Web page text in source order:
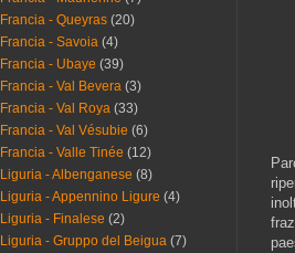
Francia - Queyras (20)
Francia - Savoia (4)
Francia - Ubaye (39)
Francia - Val Bevera (3)
Francia - Val Roya (33)
Francia - Val Vésubie (6)
Francia - Valle Tinée (12)
Liguria - Albenganese (8)
Liguria - Appennino Ligure (4)
Liguria - Finalese (2)
Liguria - Gruppo del Beigua (7)